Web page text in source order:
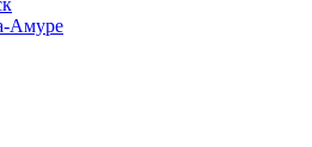
Амуре